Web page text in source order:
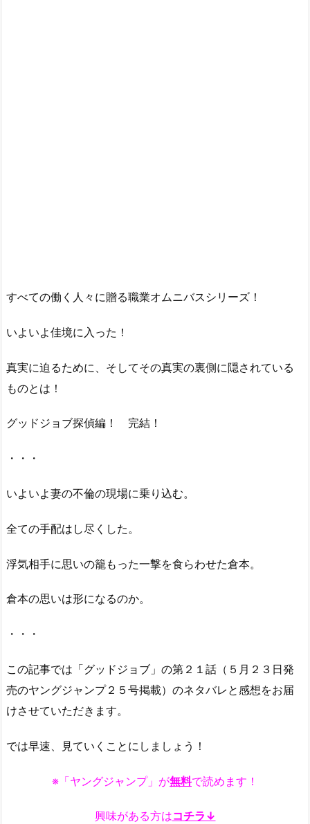
すべての働く人々に贈る職業オムニバスシリーズ！
いよいよ佳境に入った！
真実に迫るために、そしてその真実の裏側に隠されている
ものとは！
グッドジョブ探偵編！ 完結！
・・・
いよいよ妻の不倫の現場に乗り込む。
全ての手配はし尽くした。
浮気相手に思いの籠もった一撃を食らわせた倉本。
倉本の思いは形になるのか。
・・・
この記事では「グッドジョブ」の第２１話（５月２３日発
売のヤングジャンプ２５号掲載）のネタバレと感想をお届
けさせていただきます。
では早速、見ていくことにしましょう！
※「ヤングジャンプ」が無料で読めます！
興味がある方はコチラ↓